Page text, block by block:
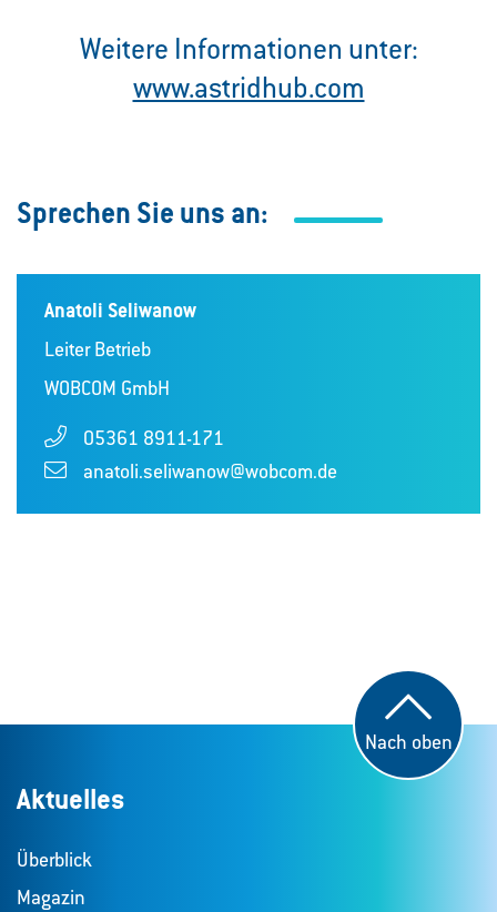
Weitere Informationen unter:
www.astridhub.com
Sprechen Sie uns an:
Anatoli Seliwanow
Leiter Betrieb
WOBCOM GmbH
05361 8911-171
anatoli.seliwanow@wobcom.de
Nach oben
Aktuelles
Überblick
Magazin